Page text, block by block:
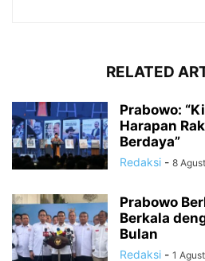
RELATED
Prabowo:
Harapan
Berdaya”
Redaksi - 8
Prabowo
Berkala
Bulan
Redaksi - 1